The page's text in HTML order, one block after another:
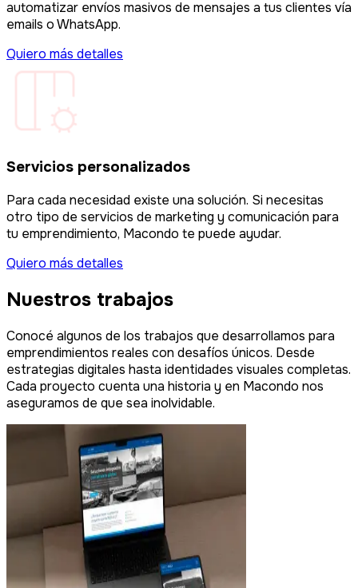
automatizar envíos masivos de mensajes a tus clientes vía
emails o WhatsApp.
Quiero más detalles
Servicios personalizados
Para cada necesidad existe una solución. Si necesitas
otro tipo de servicios de marketing y comunicación para
tu emprendimiento, Macondo te puede ayudar.
Quiero más detalles
Nuestros trabajos
Conocé algunos de los trabajos que desarrollamos para
emprendimientos reales con desafíos únicos. Desde
estrategias digitales hasta identidades visuales completas.
Cada proyecto cuenta una historia y en Macondo nos
aseguramos de que sea inolvidable.